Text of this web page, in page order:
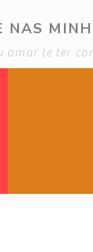
NAS
amar te ter